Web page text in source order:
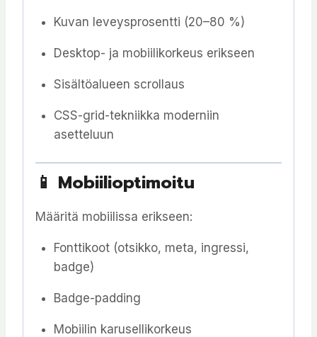
Kuvan leveysprosentti (20–80 %)
Desktop- ja mobiilikorkeus erikseen
Sisältöalueen scrollaus
CSS-grid-tekniikka moderniin
asetteluun
📱 Mobiilioptimoitu
Määritä mobiilissa erikseen:
Fonttikoot (otsikko, meta, ingressi,
badge)
Badge-padding
Mobiilin karusellikorkeus